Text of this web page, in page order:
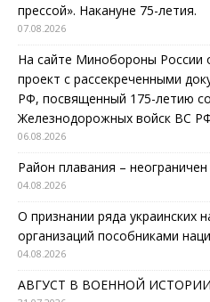
прессой». Накануне 75-летия.
07.08.2026
На сайте Минобороны России
проект с рассекреченными
РФ, посвященный 175-летию
Железнодорожных войск ВС
06.08.2026
Район плавания – неограничен
04.08.2026
О признании ряда украинских
организаций пособниками
04.08.2026
АВГУСТ В ВОЕННОЙ ИСТОРИИ